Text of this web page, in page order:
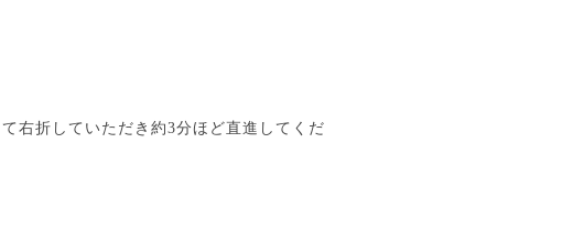
右折していただき約3分ほど直進してくだ